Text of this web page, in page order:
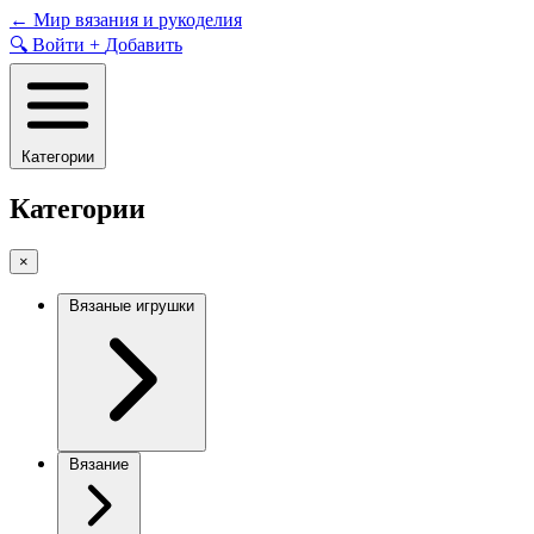
Skip
to
content
← Мир вязания и рукоделия
🔍 Войти + Добавить
Категории
Категории
×
Вязаные игрушки
Вязание